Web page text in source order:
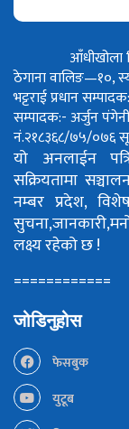
आँधीखोला
ठेगाना वालिङ—१०,
भट्टराईप्रधान
सम्पादक:- अर्जुन पंगेनी
नं.२१८३६८/७५/०७६
यो अनलाईन
सक्रियतामा
नम्बर प्रदेश,
लक्ष्य रहेको छ !
============
जोडिनुहोस
फेसबुक
युटूब